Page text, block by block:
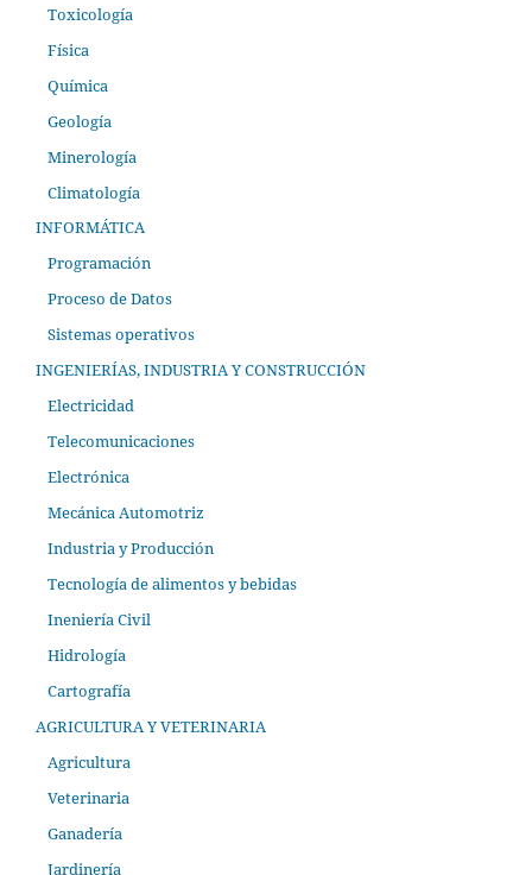
Toxicología
Física
Química
Geología
Minerología
Climatología
INFORMÁTICA
Programación
Proceso de Datos
Sistemas operativos
INGENIERÍAS, INDUSTRIA Y CONSTRUCCIÓN
Electricidad
Telecomunicaciones
Electrónica
Mecánica Automotriz
Industria y Producción
Tecnología de alimentos y bebidas
Ineniería Civil
Hidrología
Cartografía
AGRICULTURA Y VETERINARIA
Agricultura
Veterinaria
Ganadería
Jardinería